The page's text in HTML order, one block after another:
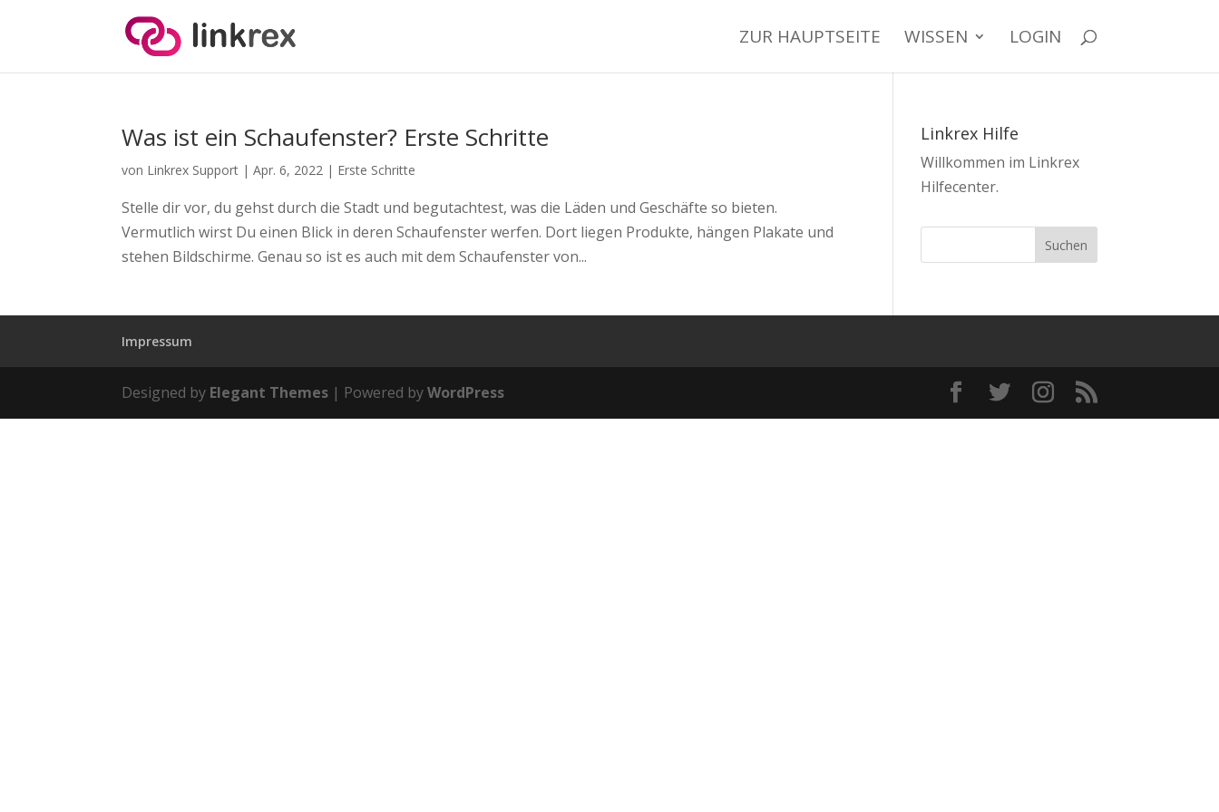
ZUR HAUPTSEITE WISSEN LOGIN
Was ist ein Schaufenster? Erste Schritte
von Linkrex Support |Apr. 6, 2022 | Erste Schritte
Stelle dir vor, du gehst durch die Stadt und begutachtest, was die Läden und Geschäfte so bieten.
Vermutlich wirst Du einen Blick in deren Schaufenster werfen. Dort liegen Produkte, hängen Plakate und
stehen Bildschirme. Genau so ist es auch mit dem Schaufenster von...
Linkrex Hilfe
Willkommen im Linkrex
Hilfecenter.
Impressum
Designed by Elegant Themes | Powered byWordPress